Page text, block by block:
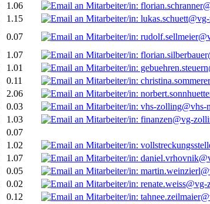
1.06
1.15
0.07
1.07
1.01
0.11
2.06
0.03
1.03
0.07
1.02
1.07
0.05
0.02
0.12